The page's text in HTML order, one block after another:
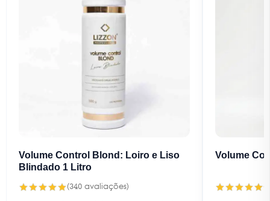
Volume Control Blond: Loiro e Liso
Blindado 1 Litro
(340 avaliações)
Volume